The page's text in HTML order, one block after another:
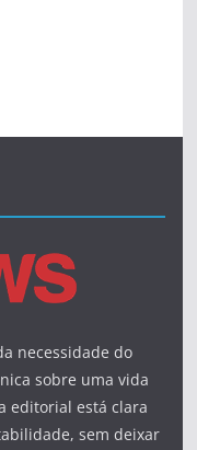
necessidade do
sobre uma vida
editorial está clara
sem deixar